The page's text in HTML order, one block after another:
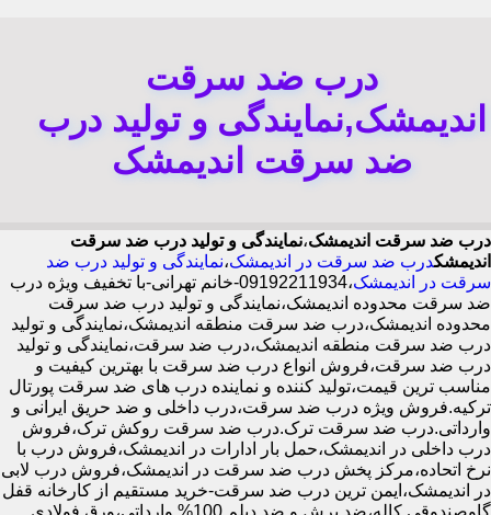
درب ضد سرقت
اندیمشک,نمایندگی و تولید درب
ضد سرقت اندیمشک
درب ضد سرقت اندیمشک،نمایندگی و تولید درب ضد سرقت
اندیمشکدرب ضد سرقت در اندیمشک،نمایندگی و تولید درب ضد
سرقت در اندیمشک
،09192211934-خانم تهرانی-با تخفیف ویژه درب
ضد سرقت محدوده اندیمشک،نمایندگی و تولید درب ضد سرقت
محدوده اندیمشک،درب ضد سرقت منطقه اندیمشک،نمایندگی و تولید
درب ضد سرقت منطقه اندیمشک،درب ضد سرقت،نمایندگی و تولید
درب ضد سرقت،فروش انواع درب ضد سرقت با بهترین کیفیت و
مناسب ترین قیمت،تولید کننده و نماینده درب های ضد سرقت پورتال
ترکیه.فروش ویژه درب ضد سرقت،درب داخلی و ضد حریق ایرانی و
وارداتی.درب ضد سرقت ترک.درب ضد سرقت روکش ترک،فروش
درب داخلی در اندیمشک،حمل بار ادارات در اندیمشک،فروش درب با
نرخ اتحاده،مرکز پخش درب ضد سرقت در اندیمشک،فروش درب لابی
در اندیمشک،ایمن ترین درب ضد سرقت-خرید مستقیم از کارخانه قفل
گاوصندوقی کاله،ضد برش و ضد دیلم 100% وارداتی،ورق فولادی